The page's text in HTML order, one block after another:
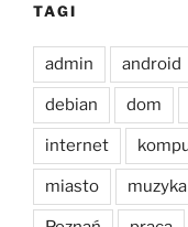
TAGI
admin android
debian dom
internet
miasto muzyka